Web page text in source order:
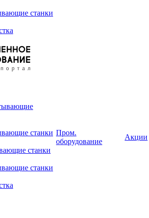
станки
станки
станки
станки
Пром.
оборудование
Акции